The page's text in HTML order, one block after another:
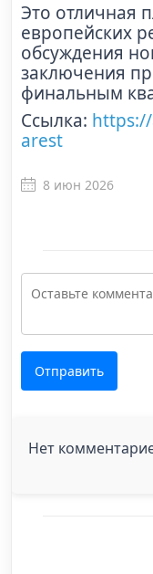
Это отличная
европейских
обсуждения
заключения
финальным
Ссылка:
arest
8 июн 2026
Отправить
Нет